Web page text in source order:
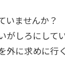
いませんか
がしろにし
外に求めに行